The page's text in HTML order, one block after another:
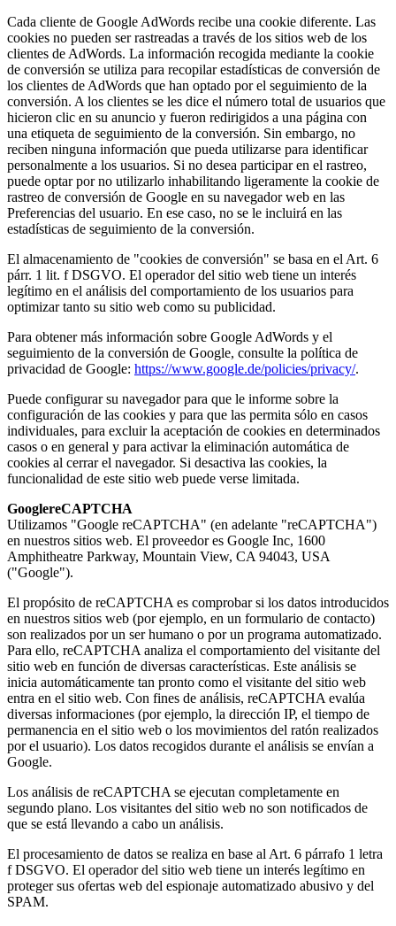
Cada cliente de Google AdWords recibe una cookie diferente. Las
cookies no pueden ser rastreadas a través de los sitios web de los
clientes de AdWords. La información recogida mediante la cookie
de conversión se utiliza para recopilar estadísticas de conversión de
los clientes de AdWords que han optado por el seguimiento de la
conversión. A los clientes se les dice el número total de usuarios que
hicieron clic en su anuncio y fueron redirigidos a una página con
una etiqueta de seguimiento de la conversión. Sin embargo, no
reciben ninguna información que pueda utilizarse para identificar
personalmente a los usuarios. Si no desea participar en el rastreo,
puede optar por no utilizarlo inhabilitando ligeramente la cookie de
rastreo de conversión de Google en su navegador web en las
Preferencias del usuario. En ese caso, no se le incluirá en las
estadísticas de seguimiento de la conversión.
El almacenamiento de "cookies de conversión" se basa en el Art. 6
párr. 1 lit. f DSGVO. El operador del sitio web tiene un interés
legítimo en el análisis del comportamiento de los usuarios para
optimizar tanto su sitio web como su publicidad.
Para obtener más información sobre Google AdWords y el
seguimiento de la conversión de Google, consulte la política de
privacidad de Google: https://www.google.de/policies/privacy/.
Puede configurar su navegador para que le informe sobre la
configuración de las cookies y para que las permita sólo en casos
individuales, para excluir la aceptación de cookies en determinados
casos o en general y para activar la eliminación automática de
cookies al cerrar el navegador. Si desactiva las cookies, la
funcionalidad de este sitio web puede verse limitada.
GooglereCAPTCHA
Utilizamos "Google reCAPTCHA" (en adelante "reCAPTCHA")
en nuestros sitios web. El proveedor es Google Inc, 1600
Amphitheatre Parkway, Mountain View, CA 94043, USA
("Google").
El propósito de reCAPTCHA es comprobar si los datos introducidos
en nuestros sitios web (por ejemplo, en un formulario de contacto)
son realizados por un ser humano o por un programa automatizado.
Para ello, reCAPTCHA analiza el comportamiento del visitante del
sitio web en función de diversas características. Este análisis se
inicia automáticamente tan pronto como el visitante del sitio web
entra en el sitio web. Con fines de análisis, reCAPTCHA evalúa
diversas informaciones (por ejemplo, la dirección IP, el tiempo de
permanencia en el sitio web o los movimientos del ratón realizados
por el usuario). Los datos recogidos durante el análisis se envían a
Google.
Los análisis de reCAPTCHA se ejecutan completamente en
segundo plano. Los visitantes del sitio web no son notificados de
que se está llevando a cabo un análisis.
El procesamiento de datos se realiza en base al Art. 6 párrafo 1 letra
f DSGVO. El operador del sitio web tiene un interés legítimo en
proteger sus ofertas web del espionaje automatizado abusivo y del
SPAM.